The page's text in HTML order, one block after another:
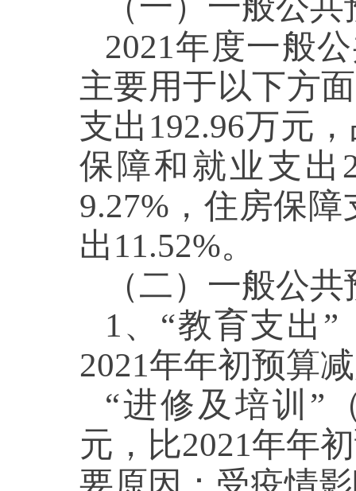
2021年度一般
主要用于以下方
支出192.96万元
保障和就业支出
9.27%，住房保
出11.52%。
（二）一般公
1、“教育支出”
2021年年初预算
“进修及培训”
元，比2021年年